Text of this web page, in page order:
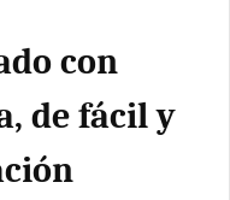
con
de fácil y